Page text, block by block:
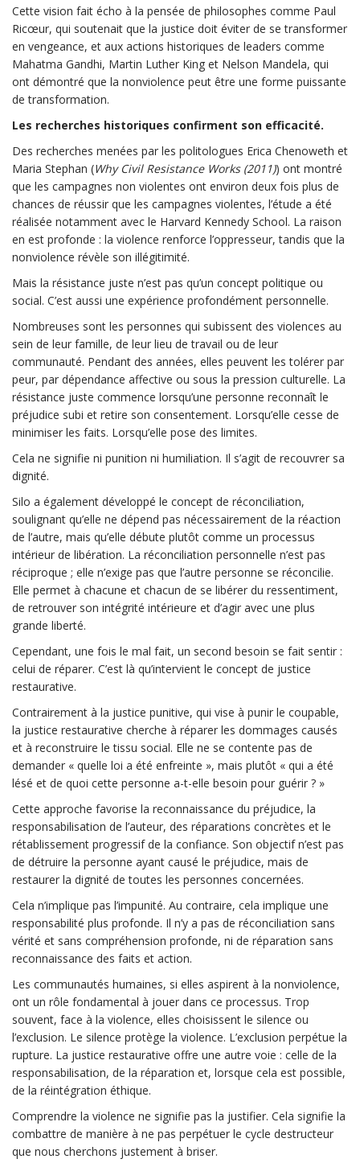
Cette vision fait écho à la pensée de philosophes comme Paul
Ricœur, qui soutenait que la justice doit éviter de se transformer
en vengeance, et aux actions historiques de leaders comme
Mahatma Gandhi, Martin Luther King et Nelson Mandela, qui
ont démontré que la nonviolence peut être une forme puissante
de transformation.
Les recherches historiques confirment son efficacité.
Des recherches menées par les politologues Erica Chenoweth et
Maria Stephan (Why Civil Resistance Works (2011)) ont montré
que les campagnes non violentes ont environ deux fois plus de
chances de réussir que les campagnes violentes, l’étude a été
réalisée notamment avec le Harvard Kennedy School. La raison
en est profonde : la violence renforce l’oppresseur, tandis que la
nonviolence révèle son illégitimité.
Mais la résistance juste n’est pas qu’un concept politique ou
social. C’est aussi une expérience profondément personnelle.
Nombreuses sont les personnes qui subissent des violences au
sein de leur famille, de leur lieu de travail ou de leur
communauté. Pendant des années, elles peuvent les tolérer par
peur, par dépendance affective ou sous la pression culturelle. La
résistance juste commence lorsqu’une personne reconnaît le
préjudice subi et retire son consentement. Lorsqu’elle cesse de
minimiser les faits. Lorsqu’elle pose des limites.
Cela ne signifie ni punition ni humiliation. Il s’agit de recouvrer sa
dignité.
Silo a également développé le concept de réconciliation,
soulignant qu’elle ne dépend pas nécessairement de la réaction
de l’autre, mais qu’elle débute plutôt comme un processus
intérieur de libération. La réconciliation personnelle n’est pas
réciproque ; elle n’exige pas que l’autre personne se réconcilie.
Elle permet à chacune et chacun de se libérer du ressentiment,
de retrouver son intégrité intérieure et d’agir avec une plus
grande liberté.
Cependant, une fois le mal fait, un second besoin se fait sentir :
celui de réparer. C’est là qu’intervient le concept de justice
restaurative.
Contrairement à la justice punitive, qui vise à punir le coupable,
la justice restaurative cherche à réparer les dommages causés
et à reconstruire le tissu social. Elle ne se contente pas de
demander « quelle loi a été enfreinte », mais plutôt « qui a été
lésé et de quoi cette personne a-t-elle besoin pour guérir ? »
Cette approche favorise la reconnaissance du préjudice, la
responsabilisation de l’auteur, des réparations concrètes et le
rétablissement progressif de la confiance. Son objectif n’est pas
de détruire la personne ayant causé le préjudice, mais de
restaurer la dignité de toutes les personnes concernées.
Cela n’implique pas l’impunité. Au contraire, cela implique une
responsabilité plus profonde. Il n’y a pas de réconciliation sans
vérité et sans compréhension profonde, ni de réparation sans
reconnaissance des faits et action.
Les communautés humaines, si elles aspirent à la nonviolence,
ont un rôle fondamental à jouer dans ce processus. Trop
souvent, face à la violence, elles choisissent le silence ou
l’exclusion. Le silence protège la violence. L’exclusion perpétue la
rupture. La justice restaurative offre une autre voie : celle de la
responsabilisation, de la réparation et, lorsque cela est possible,
de la réintégration éthique.
Comprendre la violence ne signifie pas la justifier. Cela signifie la
combattre de manière à ne pas perpétuer le cycle destructeur
que nous cherchons justement à briser.